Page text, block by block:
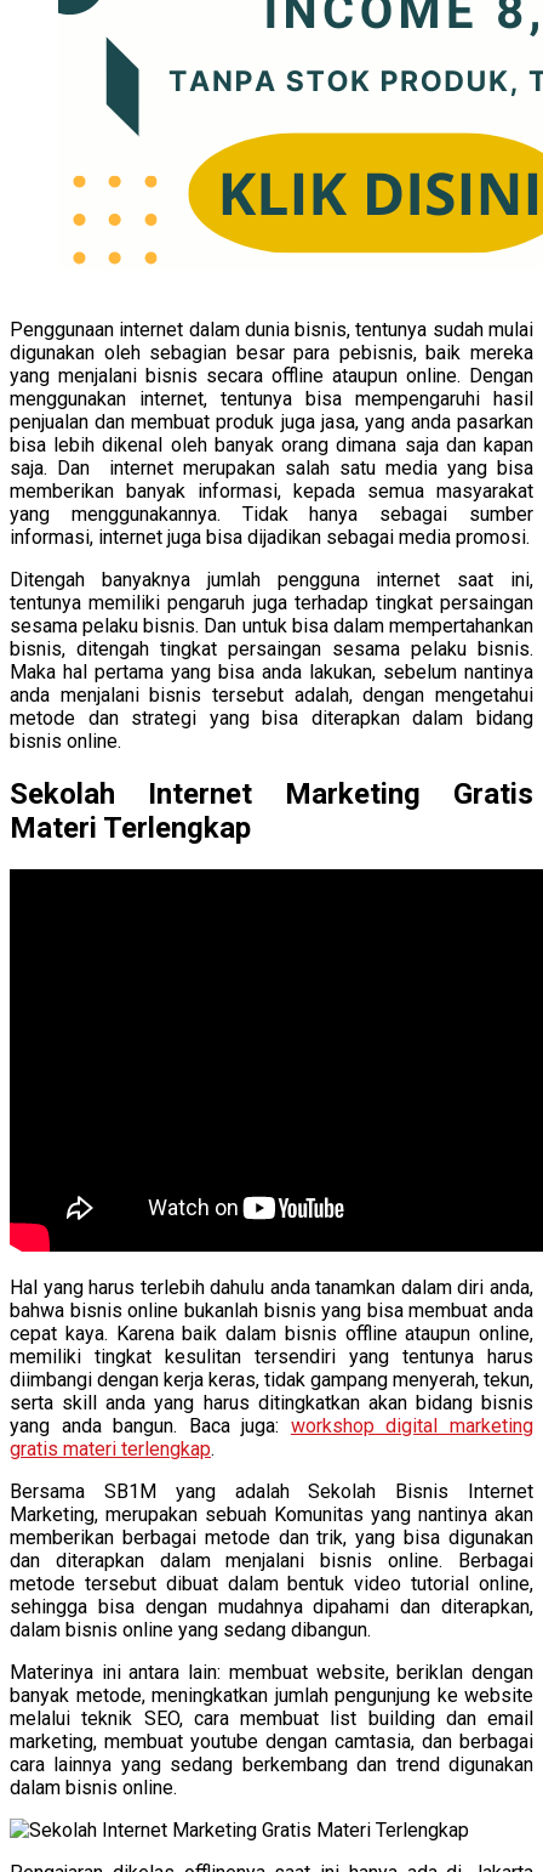
Penggunaan internet dalam dunia bisnis, tentunya sudah mulai
digunakan oleh sebagian besar para pebisnis, baik mereka
yang menjalani bisnis secara offline ataupun online. Dengan
menggunakan internet, tentunya bisa mempengaruhi hasil
penjualan dan membuat produk juga jasa, yang anda pasarkan
bisa lebih dikenal oleh banyak orang dimana saja dan kapan
saja. Dan internet merupakan salah satu media yang bisa
memberikan banyak informasi, kepada semua masyarakat
yang menggunakannya. Tidak hanya sebagai sumber
informasi, internet juga bisa dijadikan sebagai media promosi.
Ditengah banyaknya jumlah pengguna internet saat ini,
tentunya memiliki pengaruh juga terhadap tingkat persaingan
sesama pelaku bisnis. Dan untuk bisa dalam mempertahankan
bisnis, ditengah tingkat persaingan sesama pelaku bisnis.
Maka hal pertama yang bisa anda lakukan, sebelum nantinya
anda menjalani bisnis tersebut adalah, dengan mengetahui
metode dan strategi yang bisa diterapkan dalam bidang
bisnis online.
Sekolah Internet Marketing Gratis
Materi Terlengkap
Hal yang harus terlebih dahulu anda tanamkan dalam diri anda,
bahwa bisnis online bukanlah bisnis yang bisa membuat anda
cepat kaya. Karena baik dalam bisnis offline ataupun online,
memiliki tingkat kesulitan tersendiri yang tentunya harus
diimbangi dengan kerja keras, tidak gampang menyerah, tekun,
serta skill anda yang harus ditingkatkan akan bidang bisnis
yang anda bangun. Baca juga: workshop digital marketing
gratis materi terlengkap.
Bersama SB1M yang adalah Sekolah Bisnis Internet
Marketing, merupakan sebuah Komunitas yang nantinya akan
memberikan berbagai metode dan trik, yang bisa digunakan
dan diterapkan dalam menjalani bisnis online. Berbagai
metode tersebut dibuat dalam bentuk video tutorial online,
sehingga bisa dengan mudahnya dipahami dan diterapkan,
dalam bisnis online yang sedang dibangun.
Materinya ini antara lain: membuat website, beriklan dengan
banyak metode, meningkatkan jumlah pengunjung ke website
melalui teknik SEO, cara membuat list building dan email
marketing, membuat youtube dengan camtasia, dan berbagai
cara lainnya yang sedang berkembang dan trend digunakan
dalam bisnis online.